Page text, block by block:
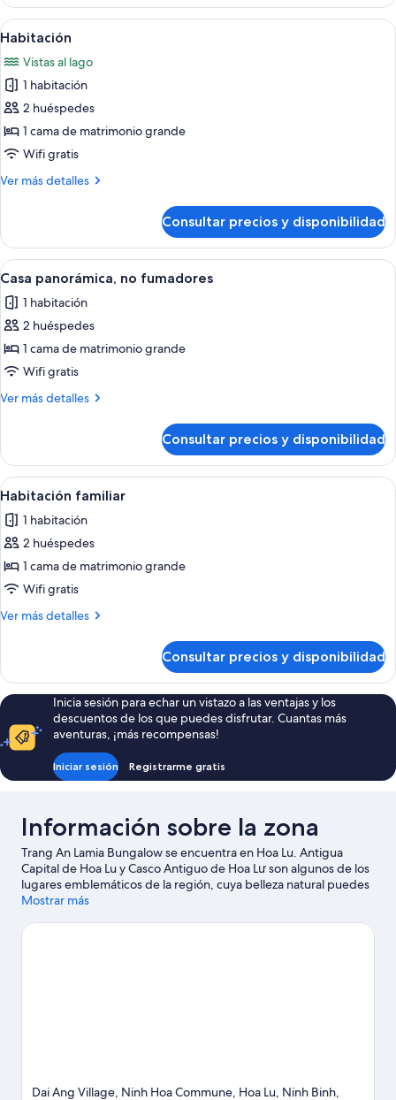
Abrir
todas
las
fotos
de
Habitación
Minibar, sistema de insonorización,
5
Habitación
Vistas al lago
1 habitación
2 huéspedes
1 cama de matrimonio grande
Wifi gratis
Ver más detalles
Más
Consultar precios y disponibilidad
Abrir
todas
las
fotos
de
Casa
panorámica,
Casa panorámica, no fumadores |
6
Casa panorámica, no fumadores
1 habitación
2 huéspedes
1 cama de matrimonio grande
Wifi gratis
Ver más detalles
Más
panorámica,
no
fumadores
Consultar precios y disponibilidad
Abrir
todas
las
fotos
de
Habitación
familiar
Habitación familiar | Minibar,
7
Habitación familiar
1 habitación
2 huéspedes
1 cama de matrimonio grande
Wifi gratis
Ver más detalles
Más
familiar
Consultar precios y disponibilidad
Inicia sesión para echar un vistazo a las ventajas y los
descuentos de los que puedes disfrutar. Cuantas más
aventuras, ¡más recompensas!
Iniciar sesión Registrarme gratis
Información sobre la zona
Trang An Lamia Bungalow se encuentra en Hoa Lu. Antigua
Capital de Hoa Lu y Casco Antiguo de Hoa Lư son algunos de los
lugares emblemáticos de la región, cuya belleza natural puedes
admirar en Complejo paisajístico de Trang An y Reserva natural
realizando un sinfín de actividades (por ejemplo, pesca), pero
Mostrar más
Dai Ang Village, Ninh Hoa Commune, Hoa Lu, Ninh Binh,